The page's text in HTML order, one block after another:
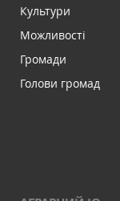
Культури
Можливості
Громади
Голови громад